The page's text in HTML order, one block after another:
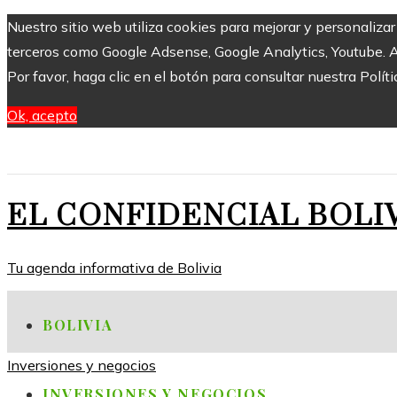
Nuestro sitio web utiliza cookies para mejorar y
terceros como Google Adsense, Google Analytics,
Por favor, haga clic en el botón para consultar nuestra
Ok, acepto
EL CONFIDENCIAL
Tu agenda informativa de Bolivia
BOLIVIA
Inversiones y negocios